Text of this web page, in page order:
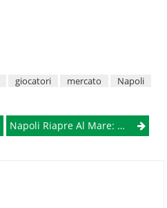
giocatori mercato
Napoli
Napoli Riapre Al Mare: Al Via La Stagione Balneare 2026 Tra Acque “eccellenti” E Divieti